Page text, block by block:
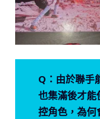
Q：由於聯手
也集滿後才能
控角色，為何